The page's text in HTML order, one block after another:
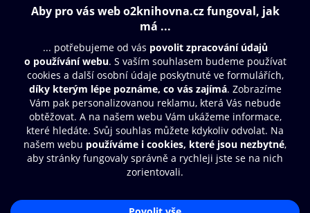
Obsah ke stažení
Moje O2 Knihovna
Další zábava
© O2 Czech Republic a.s.